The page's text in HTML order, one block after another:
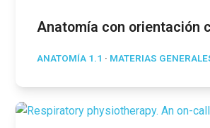
Anatomía con orientación
ANATOMÍA 1.1 · MATERIAS